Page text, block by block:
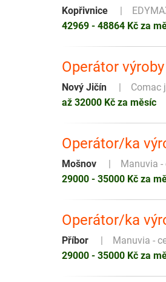
Kopřivnice
42969 - 48864 Kč za
‍️Operátor
Nový Jičín
Comac
až 32000 Kč za měsíc
Operátor/ka
Mošnov
Manuvia
29000 - 35000 Kč za
Operátor/ka
Příbor
Manuvia -
29000 - 35000 Kč za